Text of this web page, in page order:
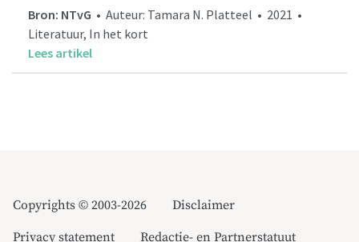
Bron: NTvG • Auteur: Tamara N. Platteel • 2021 •
Literatuur, In het kort
Lees artikel
Copyrights © 2003-2026
Disclaimer
Privacy statement
Redactie- en Partnerstatuut